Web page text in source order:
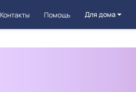
Контакты Помощь Для дома